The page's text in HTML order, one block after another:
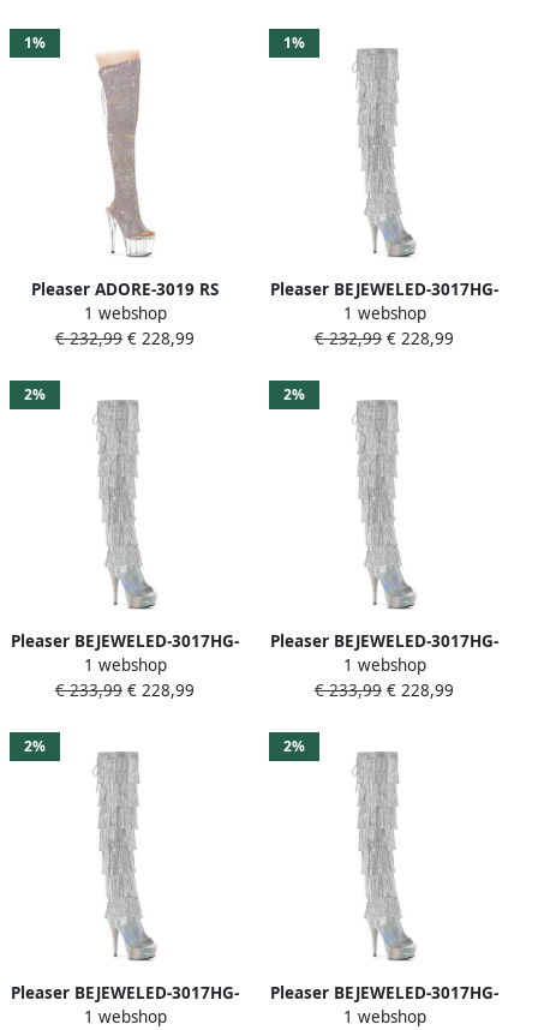
1%
Pleaser ADORE-3019 RS
Plateau overknee Laarzen
38 Shoes Zilverkleurig
1 webshop
€ 232,99 € 228,99
1%
Pleaser BEJEWELED-3017HG-
RSF Plateau overknee
Laarzen 41 Shoes
1 webshop
€ 232,99 € 228,99
2%
Pleaser BEJEWELED-3017HG-
RSF Plateau overknee
Laarzen 38 Shoes
1 webshop
€ 233,99 € 228,99
2%
Pleaser BEJEWELED-3017HG-
RSF Plateau overknee
Laarzen 39 Shoes
1 webshop
€ 233,99 € 228,99
2%
Pleaser BEJEWELED-3017HG-
RSF Plateau overknee
1 webshop
2%
Pleaser BEJEWELED-3017HG-
RSF Plateau overknee
1 webshop